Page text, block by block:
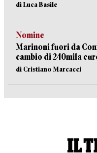
di Luca Basile
Nomine
Marinoni fuori da
cambio di 240mila
di Cristiano Marcacci